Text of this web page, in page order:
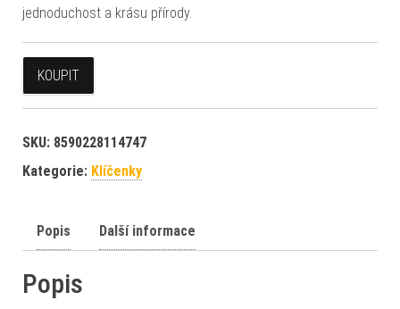
jednoduchost a krásu přírody.
KOUPIT
SKU: 8590228114747
Kategorie: Klíčenky
Popis Další informace
Popis